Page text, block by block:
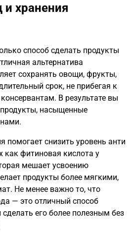
хранения
способ сделать продукты
альтернатива
сохранять овощи, фрукты,
срок, не прибегая к
В результате вы
насыщенные
помогает снизить уровень анти
как фитиновая кислота у
мешает усвоению
продукты более мягкими,
Не менее важно то, что
— это отличный способ
его более полезным без